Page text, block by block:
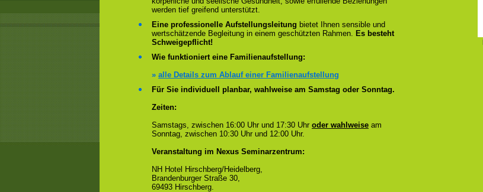
werden tief greifend unterstützt.
Eine professionelle Aufstellungsleitung bietet Ihnen sensible und
wertschätzende Begleitung in einem geschützten Rahmen. Es besteht
Schweigepflicht!
Wie funktioniert eine Familienaufstellung:
» alle Details zum Ablauf einer Familienaufstellung
Für Sie individuell planbar, wahlweise am Samstag oder Sonntag.
Zeiten:
Samstags, zwischen 16:00 Uhr und 17:30 Uhr oder wahlweise am
Sonntag, zwischen 10:30 Uhr und 12:00 Uhr.
Veranstaltung im Nexus Seminarzentrum:
NH Hotel Hirschberg/Heidelberg,
Brandenburger Straße 30,
69493 Hirschberg.